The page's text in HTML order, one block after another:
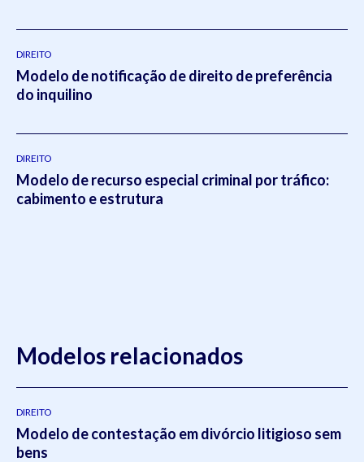
DIREITO
Modelo de notificação de direito de preferência
do inquilino
DIREITO
Modelo de recurso especial criminal por tráfico:
cabimento e estrutura
Modelos relacionados
DIREITO
Modelo de contestação em divórcio litigioso sem
bens